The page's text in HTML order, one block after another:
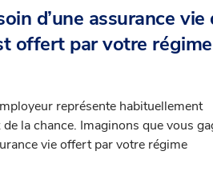
d’une assurance vie
offert par votre régime
représente habituellement
la chance. Imaginons que vous
vie offert par votre régime